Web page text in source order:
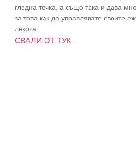
гледна точка, а също така и дава
за това как да управлявате своите
лекота.
СВАЛИ ОТ ТУК